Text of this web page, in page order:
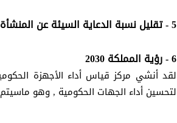
5 - تقليل نسبة الدعاية السيئة عن المنشأة
6 - رؤية المملكة 2030
لتحسين أداء الجهات الحكومية , وهو